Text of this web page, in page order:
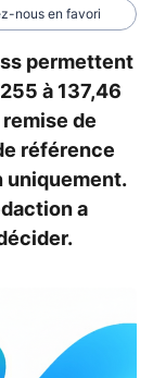
nous en favori
permettent
à 137,46
de
référence
uniquement.
a